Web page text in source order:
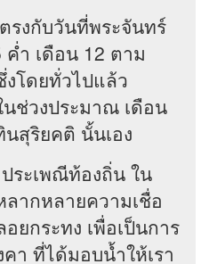
งกับวันที่พระจันทร์
ำ เดือน 12 ตาม
โดยทั่วไปแล้ว
ช่วงประมาณ เดือน
สุริยคติ นั้นเอง
ะเพณีท้องถิ่น ใน
ากหลายความเชื่อ
ยกระทง เพื่อเป็นการ
า ที่ได้มอบน้ำให้เรา